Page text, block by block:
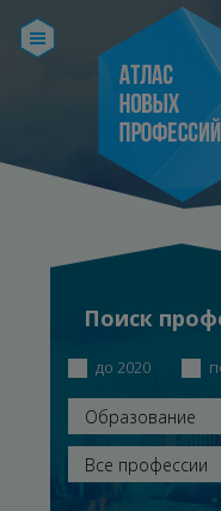
Поиск
до 2020
Образование
Все профессии